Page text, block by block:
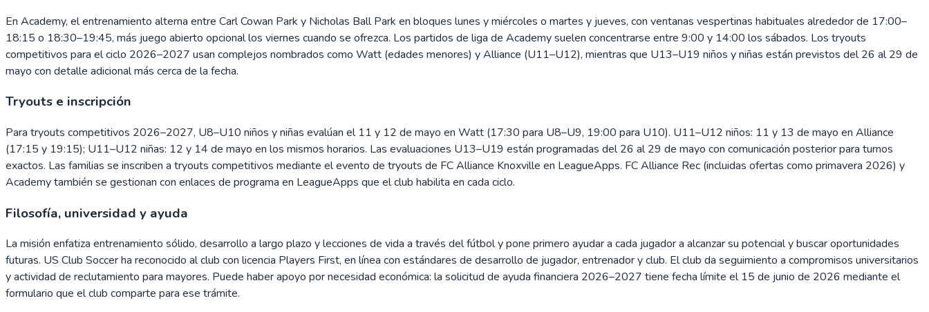
En Academy, el entrenamiento alterna entre Carl Cowan Park y Nicholas Ball Park en bloques lunes y miércoles o martes y jueves, con ventanas vespertinas habituales alrededor de 17:00–
18:15 o 18:30–19:45, más juego abierto opcional los viernes cuando se ofrezca. Los partidos de liga de Academy suelen concentrarse entre 9:00 y 14:00 los sábados. Los tryouts
competitivos para el ciclo 2026–2027 usan complejos nombrados como Watt (edades menores) y Alliance (U11–U12), mientras que U13–U19 niños y niñas están previstos del 26 al 29 de
mayo con detalle adicional más cerca de la fecha.
Tryouts e inscripción
Para tryouts competitivos 2026–2027, U8–U10 niños y niñas evalúan el 11 y 12 de mayo en Watt (17:30 para U8–U9, 19:00 para U10). U11–U12 niños: 11 y 13 de mayo en Alliance
(17:15 y 19:15); U11–U12 niñas: 12 y 14 de mayo en los mismos horarios. Las evaluaciones U13–U19 están programadas del 26 al 29 de mayo con comunicación posterior para turnos
exactos. Las familias se inscriben a tryouts competitivos mediante el evento de tryouts de FC Alliance Knoxville en LeagueApps. FC Alliance Rec (incluidas ofertas como primavera 2026) y
Academy también se gestionan con enlaces de programa en LeagueApps que el club habilita en cada ciclo.
Filosofía, universidad y ayuda
La misión enfatiza entrenamiento sólido, desarrollo a largo plazo y lecciones de vida a través del fútbol y pone primero ayudar a cada jugador a alcanzar su potencial y buscar oportunidades
futuras. US Club Soccer ha reconocido al club con licencia Players First, en línea con estándares de desarrollo de jugador, entrenador y club. El club da seguimiento a compromisos universitarios
y actividad de reclutamiento para mayores. Puede haber apoyo por necesidad económica: la solicitud de ayuda financiera 2026–2027 tiene fecha límite el 15 de junio de 2026 mediante el
formulario que el club comparte para ese trámite.